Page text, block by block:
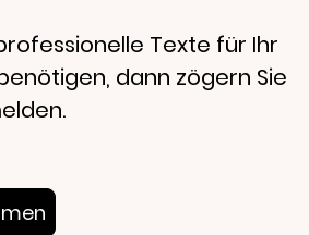
Texte für Ihr
dann zögern Sie